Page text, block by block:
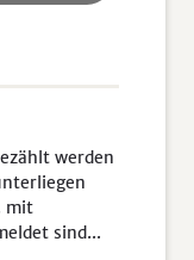
werden
mit
sind...